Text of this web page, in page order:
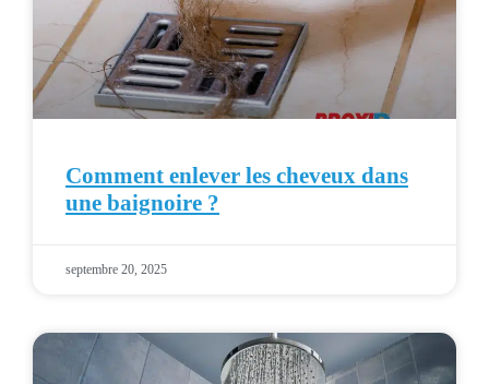
Comment enlever les cheveux dans
une baignoire ?
septembre 20, 2025